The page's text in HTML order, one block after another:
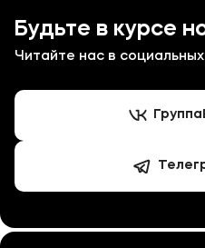
Будьте в курсе
Читайте нас в
Группа